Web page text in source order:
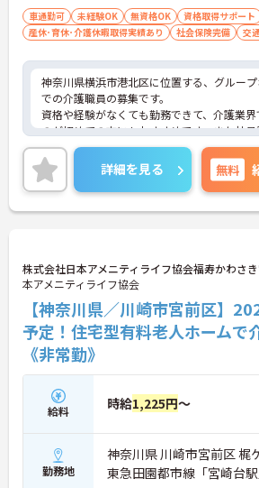
車通勤可 未経験OK 無資格OK 資格取得サポート
産休･育休･介護休暇取得実績あり
社会保険完備 交
神奈川県横浜市港北区に位置する、グルー
での介護職員の募集です。
資格や経験がなくても勤務できて、介護業界
のが初めての方にもおすすめです。また社
度もあり、頑張りがしっかり評価され、将
社員として働くこともできる環境です。
ご興味のある方は、面接ポイントをお伝え
でお気軽にご連絡ください。
詳細を見る 無料
株式会社日本アメニティライフ協会福寿かわさ
本アメニティライフ協会
【神奈川県／川崎市宮前区】
予定！住宅型有料老人ホームで
《非常勤》
給料 時給1,225円～
勤務地
神奈川県 川崎市宮前区 梶
東急田園都市線「宮崎台